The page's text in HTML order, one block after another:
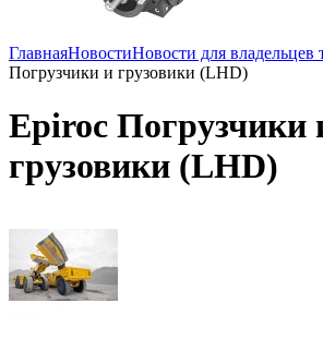
ГлавнаяНовостиНовости для владельцев
Погрузчики и грузовики (LHD)
Epiroc Погрузчики
грузовики (LHD)